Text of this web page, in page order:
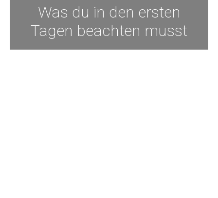
Was du in den ersten
Tagen beachten musst